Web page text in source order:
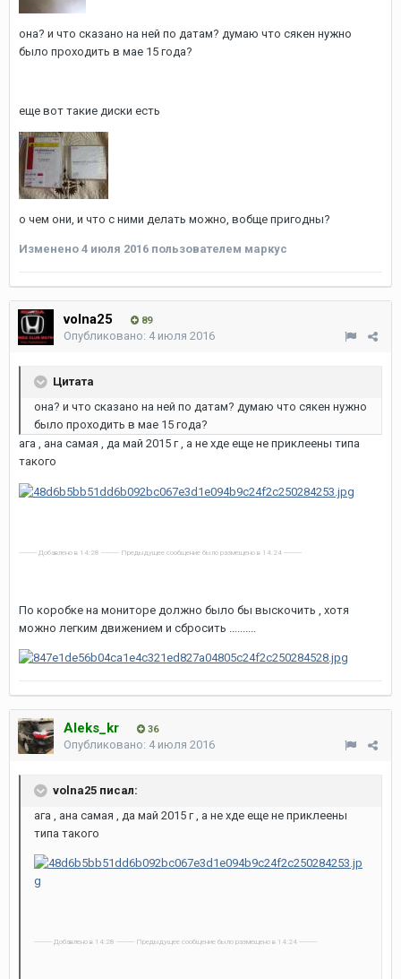
она? и что сказано на ней по датам? думаю что сякен нужно
было проходить в мае 15 года?
еще вот такие диски есть
о чем они, и что с ними делать можно, вобще пригодны?
Изменено 4 июля 2016 пользователем маркус
volna25 89
Опубликовано: 4 июля 2016
Цитата
она? и что сказано на ней по датам? думаю что сякен нужно
было проходить в мае 15 года?
ага , ана самая , да май 2015 г , а не хде еще не приклеены типа
такого
---------- Добавлено в 14:28 ---------- Предыдущее сообщение было размещено в 14:24 ----------
По коробке на мониторе должно было бы выскочить , хотя
можно легким движением и сбросить ..........
Aleks_kr 36
Опубликовано: 4 июля 2016
volna25 писал:
ага , ана самая , да май 2015 г , а не хде еще не приклеены
типа такого
---------- Добавлено в 14:28 ---------- Предыдущее сообщение было размещено в 14:24 ----------